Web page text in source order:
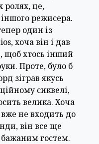
ролях, це,
режисера.
один із
хоча він і дав
щоб хтось інший
Проте, було б
зіграв якусь
сиквелі,
велика. Хоча
не входить до
він все ще
гостем.